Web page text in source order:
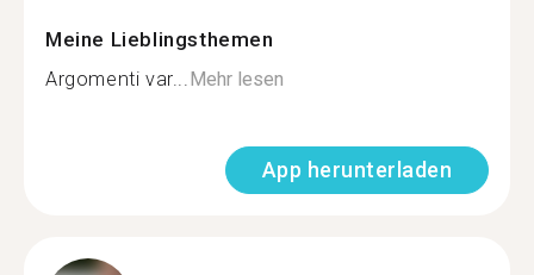
Meine Lieblingsthemen
Argomenti var...Mehr lesen
App herunterladen